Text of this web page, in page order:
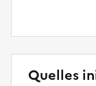
Quelles